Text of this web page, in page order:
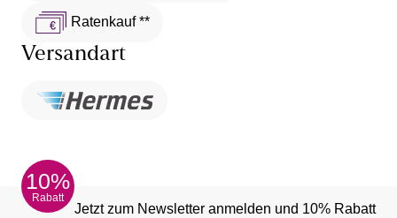
Ratenkauf **
Versandart
10%
Rabatt
Jetzt zum Newsletter anmelden und 10% Rabatt